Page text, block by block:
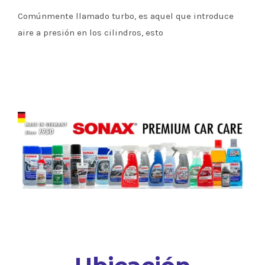
Comúnmente llamado turbo, es aquel que introduce
aire a presión en los cilindros, esto